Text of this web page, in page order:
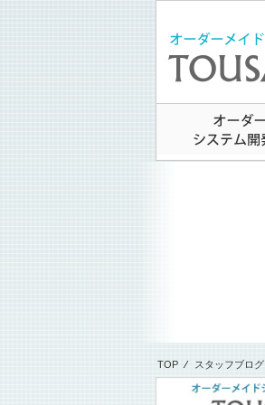
TOP ⁄ スタッフブログ